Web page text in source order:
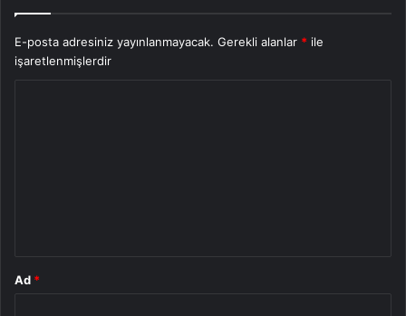
E-posta adresiniz yayınlanmayacak. Gerekli alanlar * ile
işaretlenmişlerdir
Ad *